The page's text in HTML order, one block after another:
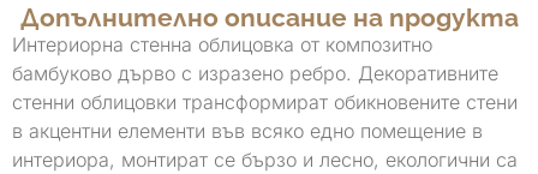
Допълнително описание на продукта
Интериорна стенна облицовка от композитно
бамбуково дърво с изразено ребро. Декоративните
стенни облицовки трансформират обикновените стени
в акцентни елементи във всяко едно помещение в
интериора, монтират се бързо и лесно, екологични са